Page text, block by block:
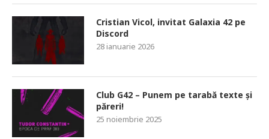
Cristian Vicol, invitat Galaxia 42 pe
Discord
28 ianuarie 2026
Club G42 – Punem pe tarabă texte și
păreri!
25 noiembrie 2025